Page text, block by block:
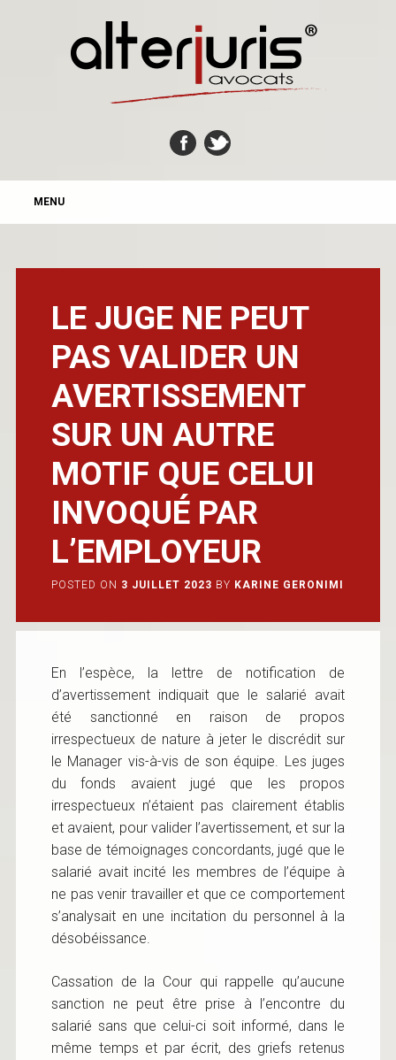
MAIN MENU
MENU
LE JUGE NE PEUT
PAS VALIDER UN
AVERTISSEMENT
SUR UN AUTRE
MOTIF QUE CELUI
INVOQUÉ PAR
L’EMPLOYEUR
POSTED ON 3 JUILLET 2023 BY KARINE GERONIMI
En l’espèce, la lettre de notification de
d’avertissement indiquait que le salarié avait
été sanctionné en raison de propos
irrespectueux de nature à jeter le discrédit sur
le Manager vis-à-vis de son équipe. Les juges
du fonds avaient jugé que les propos
irrespectueux n’étaient pas clairement établis
et avaient, pour valider l’avertissement, et sur la
base de témoignages concordants, jugé que le
salarié avait incité les membres de l’équipe à
ne pas venir travailler et que ce comportement
s’analysait en une incitation du personnel à la
désobéissance.
Cassation de la Cour qui rappelle qu’aucune
sanction ne peut être prise à l’encontre du
salarié sans que celui-ci soit informé, dans le
même temps et par écrit, des griefs retenus